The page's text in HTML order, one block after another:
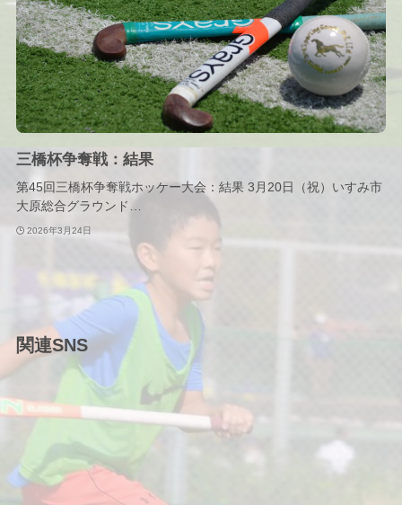
三橋杯争奪戦：結果
第45回三橋杯争奪戦ホッケー大会：結果 3月20日（祝）いすみ市
大原総合グラウンド…
2026年3月24日
関連SNS